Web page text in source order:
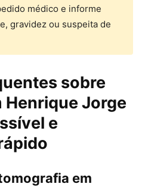
médico e informe
gravidez ou suspeita de
sobre
Henrique Jorge
e
em